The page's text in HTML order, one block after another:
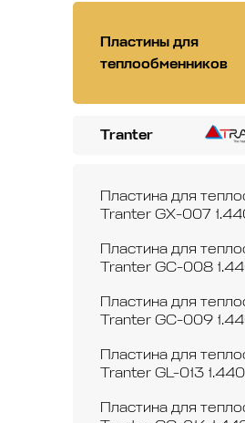
Пластины для
теплообменников
Tranter
Пластина для
Tranter GX-007
Пластина для
Tranter GC-008
Пластина для
Tranter GC-009
Пластина для
Tranter GL-013
Пластина для